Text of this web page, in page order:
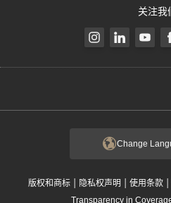
关注我
Change
版权和商标 | 隐私权声明 | 使用条款 |
Transparency in